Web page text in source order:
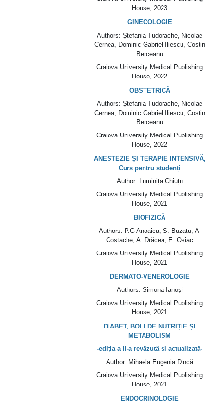
House, 2023
GINECOLOGIE
Authors: Ștefania Tudorache, Nicolae
Cernea, Dominic Gabriel Iliescu, Costin
Berceanu
Craiova University Medical Publishing
House, 2022
OBSTETRICĂ
Authors: Ștefania Tudorache, Nicolae
Cernea, Dominic Gabriel Iliescu, Costin
Berceanu
Craiova University Medical Publishing
House, 2022
ANESTEZIE ȘI TERAPIE INTENSIVĂ,
Curs pentru studenți
Author: Luminița Chiuțu
Craiova University Medical Publishing
House, 2021
BIOFIZICĂ
Authors: P.G Anoaica, S. Buzatu, A.
Costache, A. Drăcea, E. Osiac
Craiova University Medical Publishing
House, 2021
DERMATO-VENEROLOGIE
Authors: Simona Ianoși
Craiova University Medical Publishing
House, 2021
DIABET, BOLI DE NUTRIȚIE ȘI
METABOLISM
-ediția a II-a revăzută și actualizată-
Author: Mihaela Eugenia Dincă
Craiova University Medical Publishing
House, 2021
ENDOCRINOLOGIE